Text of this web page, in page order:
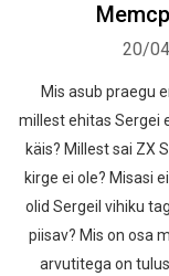
20/
Mis asub praegu
millest ehitas Sergei
käis? Millest sai ZX
kirge ei ole? Misasi
olid Sergeil vihiku
piisav? Mis on osa
arvutitega on